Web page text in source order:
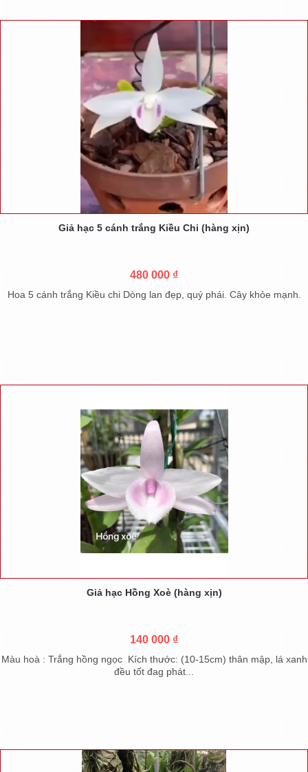
Giả hạc 5 cánh trắng Kiều Chi (hàng xịn)
480 000 ₫
Hoa 5 cánh trắng Kiều chi Dòng lan đẹp, quý phái. Cây khỏe mạnh.
Giả hạc Hồng Xoè (hàng xịn)
140 000 ₫
Màu hoà : Trắng hồng ngọc Kích thước: (10-15cm) thân mập, lá xanh
đều tốt đag phát...